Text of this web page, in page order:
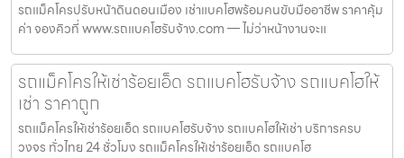
รถแม็คโครปรับหน้าดินดอนเมือง เช่าแบคโฮพร้อมคนขับมืออาชีพ ราคาคุ้ม
ค่า จองคิวที่ www.รถแบคโฮรับจ้าง.com — ไม่ว่าหน้างานจะแ
รถแม็คโครให้เช่าร้อยเอ็ด รถแบคโฮรับจ้าง รถแบคโฮให้
เช่า ราคาถูก
รถแม็คโครให้เช่าร้อยเอ็ด รถแบคโฮรับจ้าง รถแบคโฮให้เช่า บริการครบ
วงจร ทั่วไทย 24 ชั่วโมง รถแม็คโครให้เช่าร้อยเอ็ด รถแบคโฮ